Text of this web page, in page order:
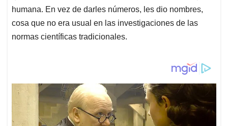
humana. En vez de darles números, les dio nombres,
cosa que no era usual en las investigaciones de las
normas científicas tradicionales.